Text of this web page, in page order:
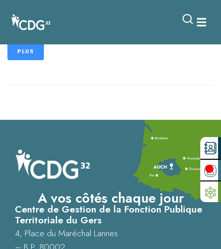
Team Viewer
PLUS
A vos côtés chaque jour
Centre de Gestion de la Fonction Publique
Territoriale du Gers
4, Place du Maréchal Lannes